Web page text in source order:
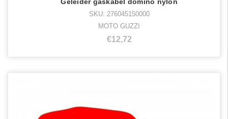
SKU: 276045150000
MOTO GUZZI
€12,72